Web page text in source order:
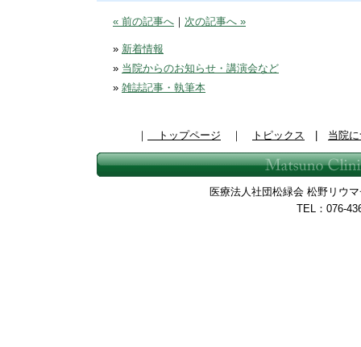
« 前の記事へ ｜ 次の記事へ »
» 新着情報
» 当院からのお知らせ・講演会など
» 雑誌記事・執筆本
｜ トップページ ｜ トピックス 当院
医療法人社団松緑会 松野リウ
TEL：076-